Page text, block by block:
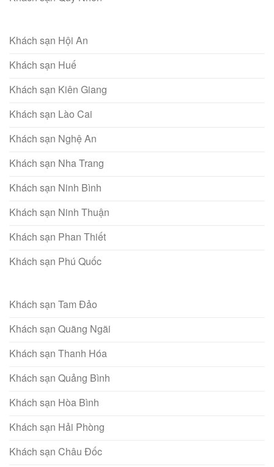
Khách sạn Hội An
Khách sạn Huế
Khách sạn Kiên Giang
Khách sạn Lào Cai
Khách sạn Nghệ An
Khách sạn Nha Trang
Khách sạn Ninh Bình
Khách sạn Ninh Thuận
Khách sạn Phan Thiết
Khách sạn Phú Quốc
Khách sạn Tam Đảo
Khách sạn Quãng Ngãi
Khách sạn Thanh Hóa
Khách sạn Quảng Bình
Khách sạn Hòa Bình
Khách sạn Hải Phòng
Khách sạn Châu Đốc